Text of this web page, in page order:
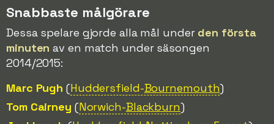
Snabbaste målgörare
Dessa spelare gjorde alla mål under den första
minuten av en match under säsongen
2014/2015:
Marc Pugh (Huddersfield-Bournemouth)
Tom Cairney (Norwich-Blackburn)